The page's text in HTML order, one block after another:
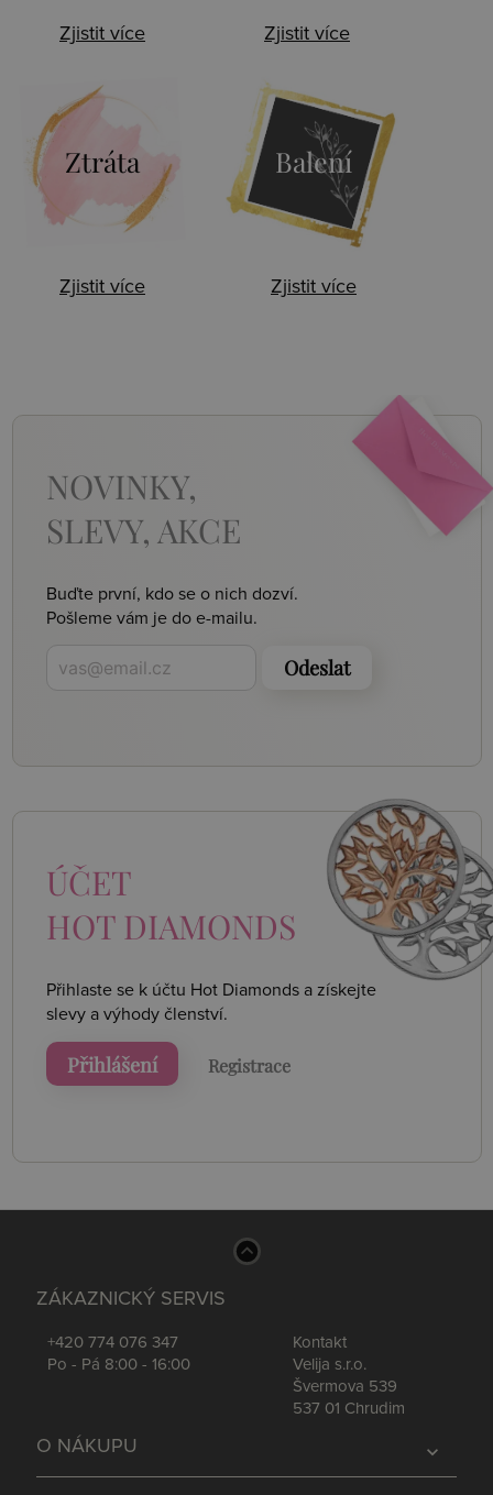
Zjistit více Zjistit více
Ztráta
Zjistit více
Balení
Zjistit více
NOVINKY,
SLEVY, AKCE
Buďte první, kdo se o nich dozví.
Pošleme vám je do e-mailu.
Odeslat
ÚČET
HOT DIAMONDS
Přihlaste se k účtu Hot Diamonds a získejte
slevy a výhody členství.
Přihlášení Registrace
ZÁKAZNICKÝ SERVIS
+420 774 076 347
Po - Pá 8:00 - 16:00
Kontakt
Velija s.r.o.
Švermova 539
537 01 Chrudim
expand_more
O NÁKUPU